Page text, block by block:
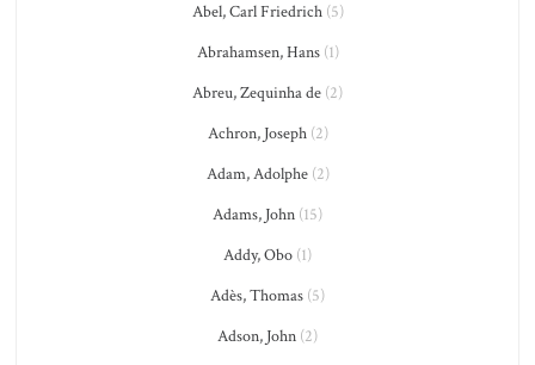
Abel, Carl Friedrich(5)
Abrahamsen, Hans(1)
Abreu, Zequinha de (2)
Achron, Joseph(2)
Adam, Adolphe(2)
Adams, John (15)
Addy, Obo (1)
Adès, Thomas (5)
Adson, John (2)